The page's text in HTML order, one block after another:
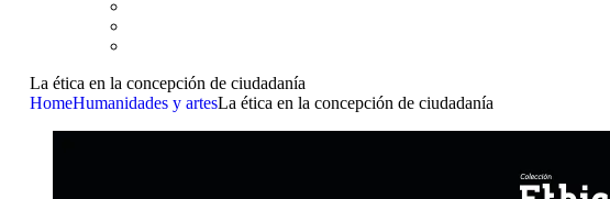
La ética en la concepción de ciudadanía
HomeHumanidades y artesLa ética en la concepción de ciudadanía